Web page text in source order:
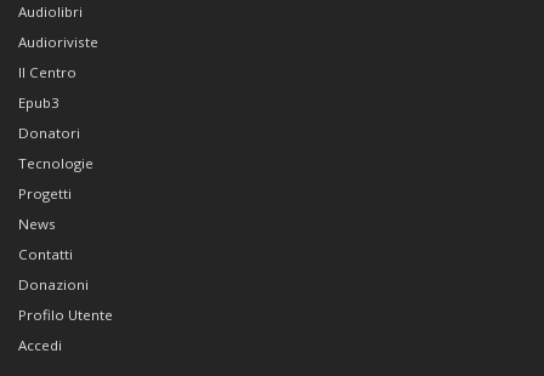
Audiolibri
Audioriviste
Il Centro
Epub3
Donatori
Tecnologie
Progetti
News
Contatti
Donazioni
Profilo Utente
Accedi